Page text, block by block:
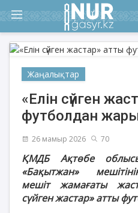
Жаңалықтар
«Елін сүйген
футболдан
26 мамыр 2026 70
ҚМДБ Ақтөбе облысы
«Бақытжан»
мешіт жамағаты
сүйген жастар» атты